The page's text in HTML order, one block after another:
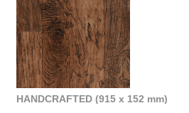
HANDCRAFTED (915 x 152 mm)